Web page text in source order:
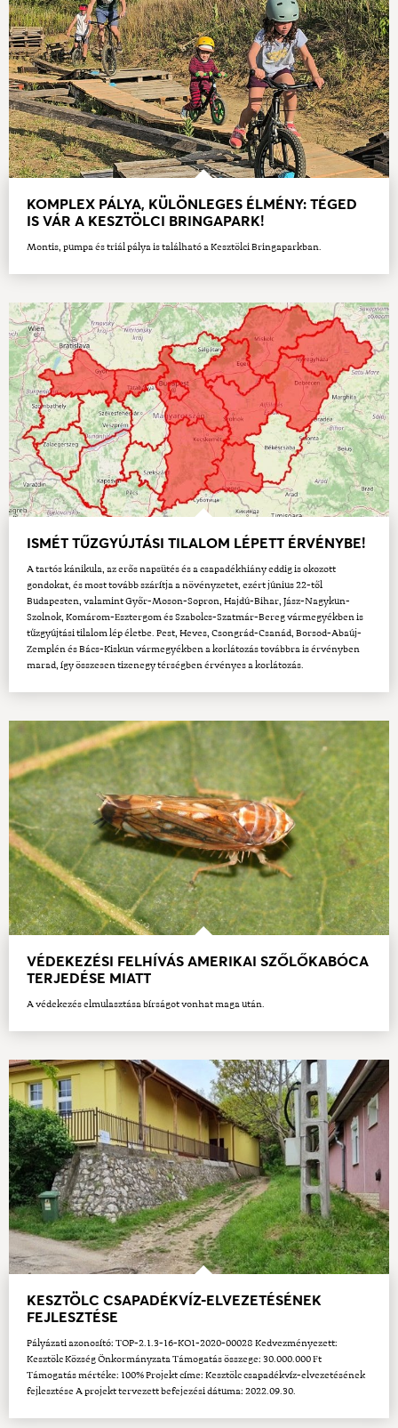
KOMPLEX PÁLYA, KÜLÖNLEGES ÉLMÉNY: TÉGED
IS VÁR A KESZTÖLCI BRINGAPARK!
Montis, pumpa és triál pálya is található a Kesztölci Bringaparkban.
ISMÉT TŰZGYÚJTÁSI TILALOM LÉPETT ÉRVÉNYBE!
A tartós kánikula, az erős napsütés és a csapadékhiány eddig is okozott
gondokat, és most tovább szárítja a növényzetet, ezért június 22-től
Budapesten, valamint Győr-Moson-Sopron, Hajdú-Bihar, Jász-Nagykun-
Szolnok, Komárom-Esztergom és Szabolcs-Szatmár-Bereg vármegyékben is
tűzgyújtási tilalom lép életbe. Pest, Heves, Csongrád-Csanád, Borsod-Abaúj-
Zemplén és Bács-Kiskun vármegyékben a korlátozás továbbra is érvényben
marad, így összesen tizenegy térségben érvényes a korlátozás.
VÉDEKEZÉSI FELHÍVÁS AMERIKAI SZŐLŐKABÓCA
TERJEDÉSE MIATT
A védekezés elmulasztása bírságot vonhat maga után.
KESZTÖLC CSAPADÉKVÍZ-ELVEZETÉSÉNEK
FEJLESZTÉSE
Pályázati azonosító: TOP-2.1.3-16-KO1-2020-00028 Kedvezményezett:
Kesztölc Község Önkormányzata Támogatás összege: 30.000.000 Ft
Támogatás mértéke: 100% Projekt címe: Kesztölc csapadékvíz-elvezetésének
fejlesztése A projekt tervezett befejezési dátuma: 2022.09.30.